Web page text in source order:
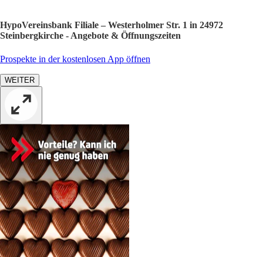
HypoVereinsbank Filiale – Westerholmer Str. 1 in 24972
Steinbergkirche - Angebote & Öffnungszeiten
Prospekte in der kostenlosen App öffnen
WEITER